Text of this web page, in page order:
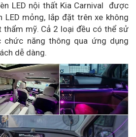
LED nội thất Kia Carnival được
LED mỏng, lắp đặt trên xe không
thẩm mỹ. Cả 2 loại đều có thể sử
chức năng thông qua ứng dụng
dễ dàng.